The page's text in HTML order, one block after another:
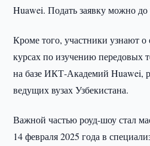
Huawei. Подать заявку можно до
Кроме того, участники узнают
курсах по изучению передовых
на базе ИКТ-Академий Huawei,
ведущих вузах Узбекистана.
Важной частью роуд-шоу стал
14 февраля 2025 года в